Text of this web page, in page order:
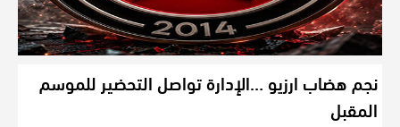
نجم هضاب ارزيو …الإدارة تواصل التحضير للموسم
المقبل